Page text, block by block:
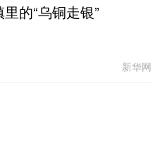
的“乌铜走银”
新华网